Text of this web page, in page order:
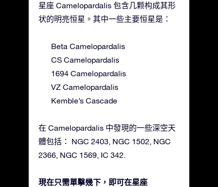
星座 Camelopardalis 包含几颗构成其形
状的明亮恒星。其中一些主要恒星是：
Beta Camelopardalis
CS Camelopardalis
1694 Camelopardalis
VZ Camelopardalis
Kemble’s Cascade
在 Camelopardalis 中發現的一些深空天
體包括： NGC 2403, NGC 1502, NGC
2366, NGC 1569, IC 342.
現在只需單擊幾下，即可在星座